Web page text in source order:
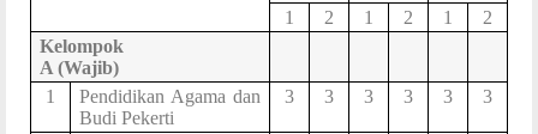
1
2 1 2 1
2
Kelompok
A (Wajib)
1
Pendidikan Agama dan
Budi Pekerti
3 3 3 3 3 3